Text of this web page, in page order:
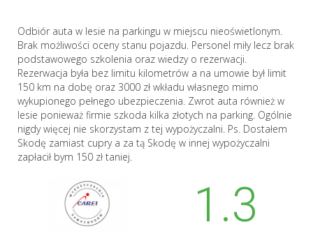
Odbiór auta w lesie na parkingu w miejscu nieoświetlonym.
Brak możliwości oceny stanu pojazdu. Personel miły lecz brak
podstawowego szkolenia oraz wiedzy o rezerwacji.
Rezerwacja była bez limitu kilometrów a na umowie był limit
150 km na dobę oraz 3000 zł wkładu własnego mimo
wykupionego pełnego ubezpieczenia. Zwrot auta również w
lesie ponieważ firmie szkoda kilka złotych na parking. Ogólnie
nigdy więcej nie skorzystam z tej wypożyczalni. Ps. Dostałem
Skodę zamiast cupry a za tą Skodę w innej wypożyczalni
zapłacił bym 150 zł taniej.
1.3